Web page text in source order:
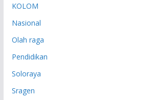
KOLOM
Nasional
Olah raga
Pendidikan
Soloraya
Sragen